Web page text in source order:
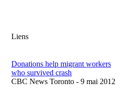
Liens
Donations help migrant workers
who survived crash
CBC News Toronto - 9 mai 2012